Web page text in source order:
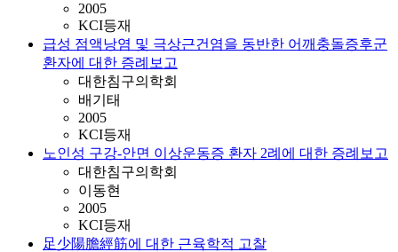
2005
KCI등재
급성 점액낭염 및 극상근건염을 동반한 어깨충돌증후군
환자에 대한 증례보고
대한침구의학회
배기태
2005
KCI등재
노인성 구강-안면 이상운동증 환자 2례에 대한 증례보고
대한침구의학회
이동현
2005
KCI등재
足少陽膽經筋에 대한 근육학적 고찰